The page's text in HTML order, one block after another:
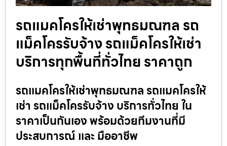
รถแมคโครให้เช่าพุทธมณฑล รถ
แม็คโครรับจ้าง รถแม็คโครให้เช่า
บริการทุกพื้นที่ทั่วไทย ราคาถูก
รถแมคโครให้เช่าพุทธมณฑล รถแมคโครให้
เช่า รถแม็คโครรับจ้าง บริการทั่วไทย ใน
ราคาเป็นกันเอง พร้อมด้วยทีมงานที่มี
ประสบการณ์ และ มืออาชีพ